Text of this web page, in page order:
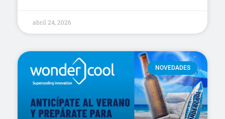
abril 24, 2026
NOVEDADES